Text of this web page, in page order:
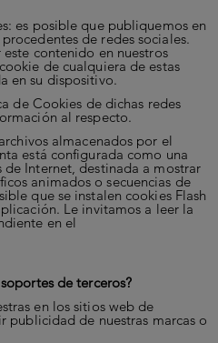
es posible que publiquemos en
de redes sociales.
contenido en nuestros
de cualquiera de estas
en su dispositivo.
de Cookies de dichas redes
al respecto.
almacenados por el
está configurada como una
de Internet, destinada a mostrar
animados o secuencias de
que se instalen cookies Flash
Le invitamos a leer la
en el
de terceros?
en los sitios web de
publicidad de nuestras marcas o